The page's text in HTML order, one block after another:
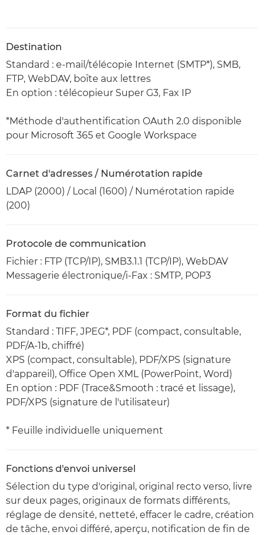
Destination
Standard : e-mail/télécopie Internet (SMTP*), SMB,
FTP, WebDAV, boîte aux lettres
En option : télécopieur Super G3, Fax IP
*Méthode d'authentification OAuth 2.0 disponible
pour Microsoft 365 et Google Workspace
Carnet d'adresses / Numérotation rapide
LDAP (2000) / Local (1600) / Numérotation rapide
(200)
Protocole de communication
Fichier : FTP (TCP/IP), SMB3.1.1 (TCP/IP), WebDAV
Messagerie électronique/i-Fax : SMTP, POP3
Format du fichier
Standard : TIFF, JPEG*, PDF (compact, consultable,
PDF/A-1b, chiffré)
XPS (compact, consultable), PDF/XPS (signature
d'appareil), Office Open XML (PowerPoint, Word)
En option : PDF (Trace&Smooth : tracé et lissage),
PDF/XPS (signature de l'utilisateur)
* Feuille individuelle uniquement
Fonctions d'envoi universel
Sélection du type d'original, original recto verso, livre
sur deux pages, originaux de formats différents,
réglage de densité, netteté, effacer le cadre, création
de tâche, envoi différé, aperçu, notification de fin de